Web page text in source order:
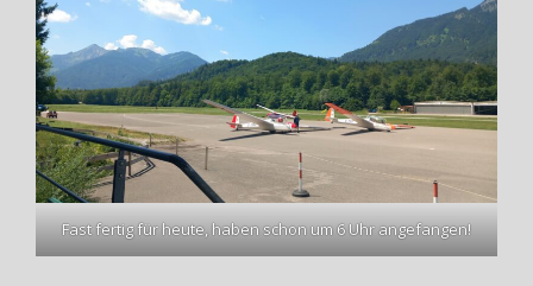
Fast fertig für heute, haben schon um 6 Uhr angefangen!